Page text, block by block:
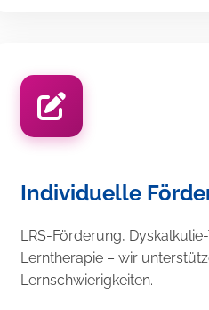
Individuelle
LRS-Förderung,
Lerntherapie – wir
Lernschwierigkeiten.